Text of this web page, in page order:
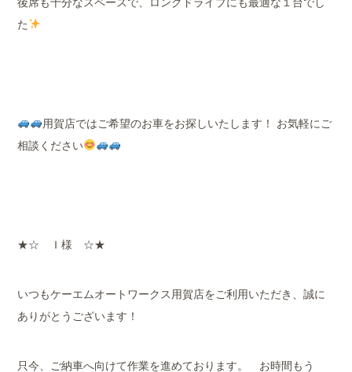
た
用賀店ではご希望のお車をお探しいたします！ お気軽にご
相談ください
★☆ Ｉ様 ☆★
いつもケーエムオートワークス用賀店をご利用いただき、誠に
ありがとうございます！
只今、ご納車へ向けて作業を進めております。 お時間もう